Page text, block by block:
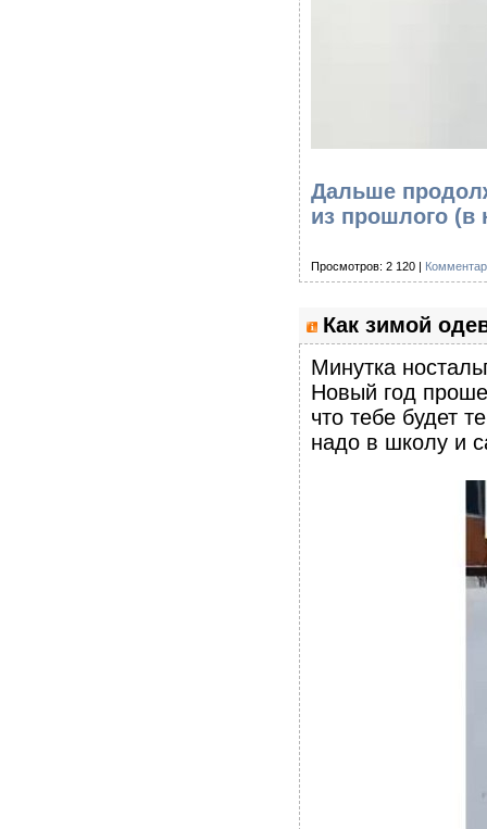
Дальше
из прошлого (в
Просмотров: 2 120 |
Как зимой
Минутка
Новый год
что тебе будет
надо в школу и